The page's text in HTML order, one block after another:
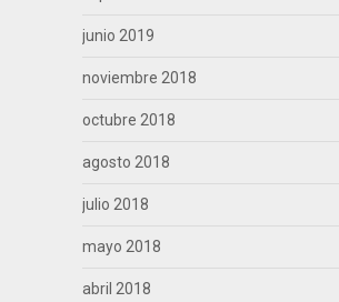
junio 2019
noviembre 2018
octubre 2018
agosto 2018
julio 2018
mayo 2018
abril 2018